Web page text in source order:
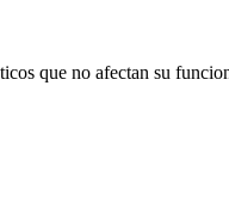
que no afectan su